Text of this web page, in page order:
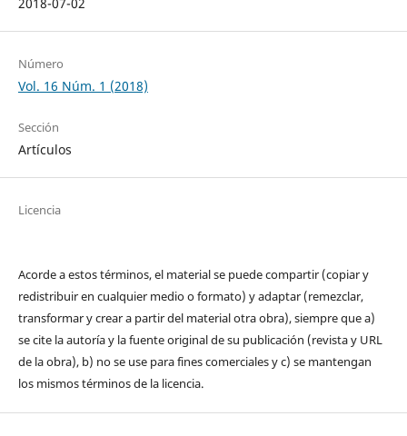
Número
Vol. 16 Núm. 1 (2018)
Sección
Artículos
Licencia
Acorde a estos términos, el material se puede compartir (copiar y
redistribuir en cualquier medio o formato) y adaptar (remezclar,
transformar y crear a partir del material otra obra), siempre que a)
se cite la autoría y la fuente original de su publicación (revista y URL
de la obra), b) no se use para fines comerciales y c) se mantengan
los mismos términos de la licencia.